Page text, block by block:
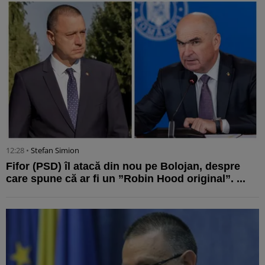
12:28 • Stefan Simion
Fifor (PSD) îl atacă din nou pe Bolojan, despre
care spune că ar fi un ”Robin Hood original”. ...